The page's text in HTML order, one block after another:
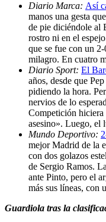
Diario Marca: Así
manos una gesta
de pie diciéndole al
rostro ni en el
que se fue con un
milagro. En cuatro
Diario Sport: El
años, desde que
pidiendo la hora.
nervios de lo
Competición hiciera
asesino». Luego, el
Mundo Deportivo:
mejor Madrid de la
con dos golazos
de Sergio Ramos.
ante Pinto, pero el
más sus líneas,
Guardiola tras la